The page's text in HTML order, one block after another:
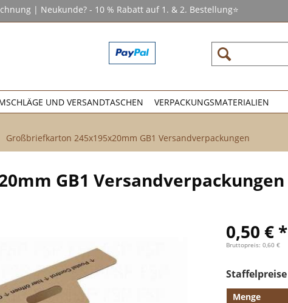
| Neukunde? - 10 % Rabatt auf 1. & 2. Bestellung⭐
UND VERSANDTASCHEN VERPACKUNGSMATERIALIEN
Großbriefkarton 245x195x20mm GB1 Versandverpackungen
GB1 Versandverpackungen
0,50 € *
Bruttopreis: 0,60 €
Staffelpreise
Menge